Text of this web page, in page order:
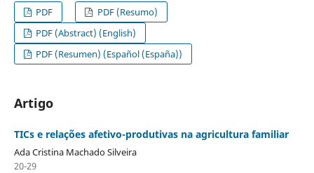
PDF
PDF (Resumo)
PDF (Abstract) (English)
PDF (Resumen) (Español (España))
Artigo
TICs e relações afetivo-produtivas na agricultura familiar
Ada Cristina Machado Silveira
20-29